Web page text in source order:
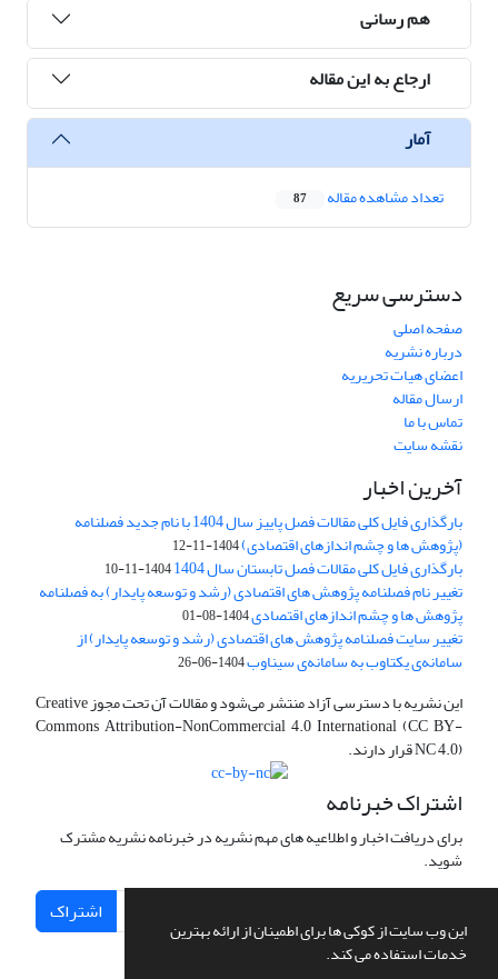
این وب سایت از کوکی ها برای اطمینان از ارائه بهترین
خدمات استفاده می کند.
هم رسانی
ارجاع به این مقاله
آمار
تعداد مشاهده مقاله 87
دسترسی سریع
صفحه اصلی
درباره نشریه
اعضای هیات تحریریه
ارسال مقاله
تماس با ما
نقشه سایت
آخرین اخبار
بارگذاری فایل کلی مقالات فصل پاییز سال 1404 با نام جدید فصلنامه
(پژوهش ها و چشم اندازهای اقتصادی)1404-11-12
بارگذاری فایل کلی مقالات فصل تابستان سال 1404 1404-11-10
تغییر نام فصلنامه پژوهش های اقتصادی (رشد و توسعه پایدار) به فصلنامه
پژوهش ها و چشم اندازهای اقتصادی1404-08-01
تغییر سایت فصلنامه پژوهش های اقتصادی (رشد و توسعه پایدار) از
سامانه‌ی یکتاوب به سامانه‌ی سیناوب1404-06-26
این نشریه با دسترسی آزاد منتشر می‌شود و مقالات آن تحت مجوز Creative
Commons Attribution-NonCommercial 4.0 International (CC BY-
NC 4.0) قرار دارند.
اشتراک خبرنامه
برای دریافت اخبار و اطلاعیه های مهم نشریه در خبرنامه نشریه مشترک
شوید.
اشتراک